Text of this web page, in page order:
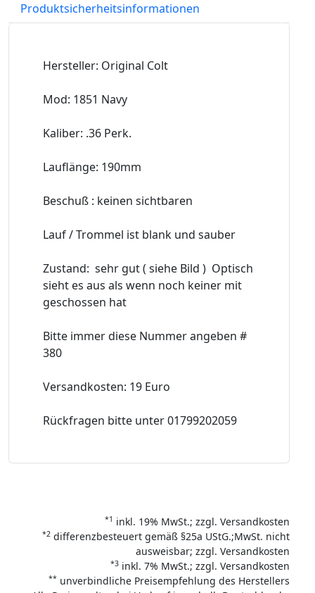
Produktsicherheitsinformationen
Hersteller: Original Colt
Mod: 1851 Navy
Kaliber: .36 Perk.
Lauflänge: 190mm
Beschuß : keinen sichtbaren
Lauf / Trommel ist blank und sauber
Zustand: sehr gut ( siehe Bild ) Optisch
sieht es aus als wenn noch keiner mit
geschossen hat
Bitte immer diese Nummer angeben #
380
Versandkosten: 19 Euro
Rückfragen bitte unter 01799202059
*1 inkl. 19% MwSt.; zzgl. Versandkosten
*2 differenzbesteuert gemäß §25a UStG.;MwSt. nicht
ausweisbar; zzgl. Versandkosten
*3 inkl. 7% MwSt.; zzgl. Versandkosten
** unverbindliche Preisempfehlung des Herstellers